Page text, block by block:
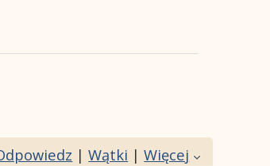
|Wątki |Więcej